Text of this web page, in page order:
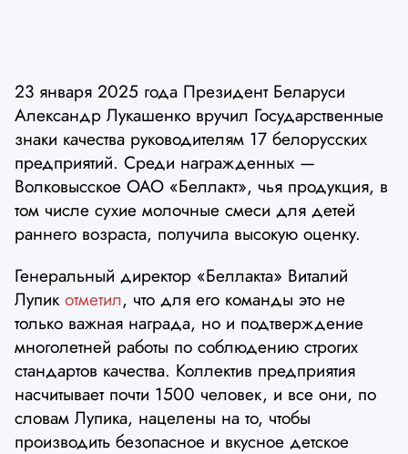
23 января 2025 года Президент Беларуси
Александр Лукашенко вручил Государственные
знаки качества руководителям 17 белорусских
предприятий. Среди награжденных —
Волковысское ОАО «Беллакт», чья продукция, в
том числе сухие молочные смеси для детей
раннего возраста, получила высокую оценку.
Генеральный директор «Беллакта» Виталий
Лупикотметил, что для его команды это не
только важная награда, но и подтверждение
многолетней работы по соблюдению строгих
стандартов качества. Коллектив предприятия
насчитывает почти 1500 человек, и все они, по
словам Лупика, нацелены на то, чтобы
производить безопасное и вкусное детское